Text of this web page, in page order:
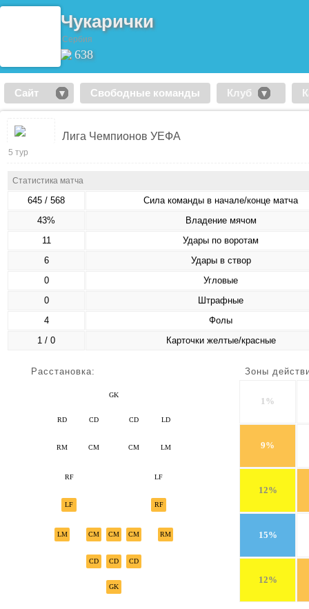
Чукарички
Сербия
638
Сайт Свободные команды Клуб
Лига Чемпионов УЕФА
5 тур
Статистика матча
645 / 568
Сила команды в начале/конце матча
43%
Владение мячом
11
Удары по воротам
6
Удары в створ
0
Угловые
0
Штрафные
4
Фолы
1 / 0
Карточки желтые/красные
Расстановка:
GK
LD
CD
CD
RD
LM
CM
CM
LF
RM
RF
GK
CD CD
CD
CM
CM CM RM
LM
LF RF
Зоны
1%
9%
12%
15%
12%